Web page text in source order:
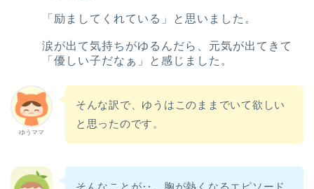
「励ましてくれている」と思いました。
涙が出て気持ちがゆるんだら、元気が出てきて
「優しい子だなぁ」と感じました。
ゆうママ
そんな訳で、ゆうはこのままでいて欲しい
と思ったのです。
そんなことが‥。胸が熱くなるエピソード